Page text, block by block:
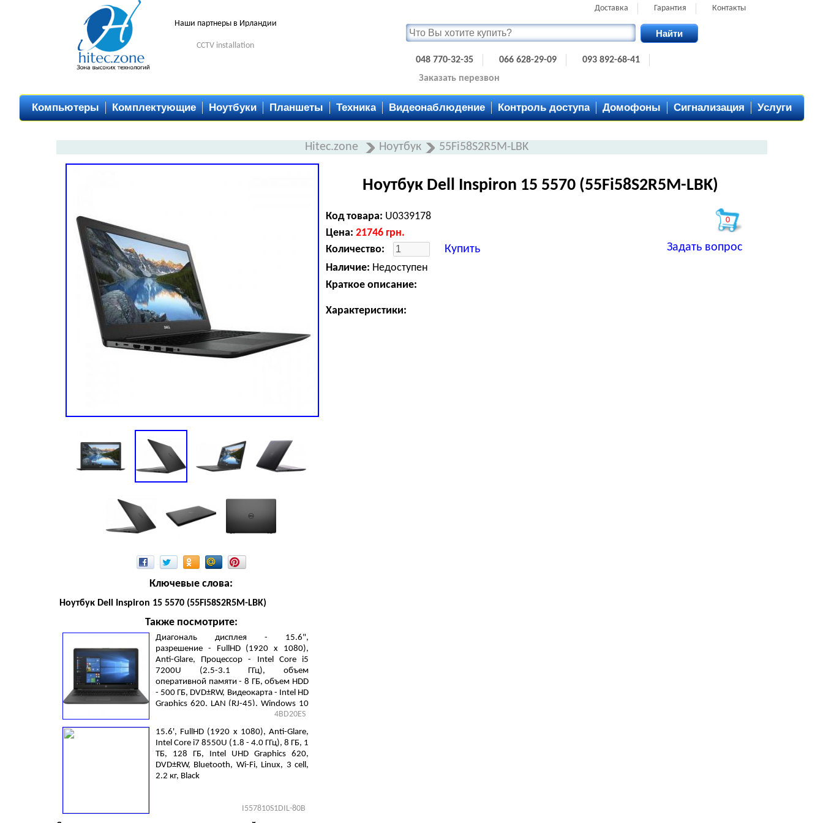
Наши партнеры в Ирландии
CCTV installation
Доставка Гарантия Контакты
Найти
048 770-32-35 066 628-29-09
093 892-68-41
Заказать перезвон
Компьютеры Комплектующие Ноутбуки Планшеты Техника Видеонаблюдение Контроль доступа Домофоны Сигнализация Услуги
Hitec.zone Ноутбук 55Fi58S2R5M-LBK
Ключевые слова:
Ноутбук Dell Inspiron 15 5570 (55Fi58S2R5M-LBK)
Также посмотрите:
Диагональ дисплея - 15.6",
разрешение - FullHD (1920 х 1080),
Anti-Glare, Процессор - Intel Core i5
7200U (2.5-3.1 ГГц), объем
оперативной памяти - 8 ГБ, объем HDD
- 500 ГБ, DVD±RW, Видеокарта - Intel HD
Graphics 620, LAN (RJ-45), Windows 10
Pro, 3 cell, 1.86 кг, Dark Ash Silver4BD20ES
15.6', FullHD (1920 х 1080), Anti-Glare,
Intel Core i7 8550U (1.8 - 4.0 ГГц), 8 ГБ, 1
ТБ, 128 ГБ, Intel UHD Graphics 620,
DVD±RW, Bluetooth, Wi-Fi, Linux, 3 cell,
2.2 кг, Black
I557810S1DIL-80B
Ноутбук Dell Inspiron 15 5570 (55Fi58S2R5M-LBK)
Код товара: U0339178 0
Цена: 21746 грн.
Количество:
Купить Задать вопрос
Наличие: Недоступен
Краткое описание:
Характеристики: